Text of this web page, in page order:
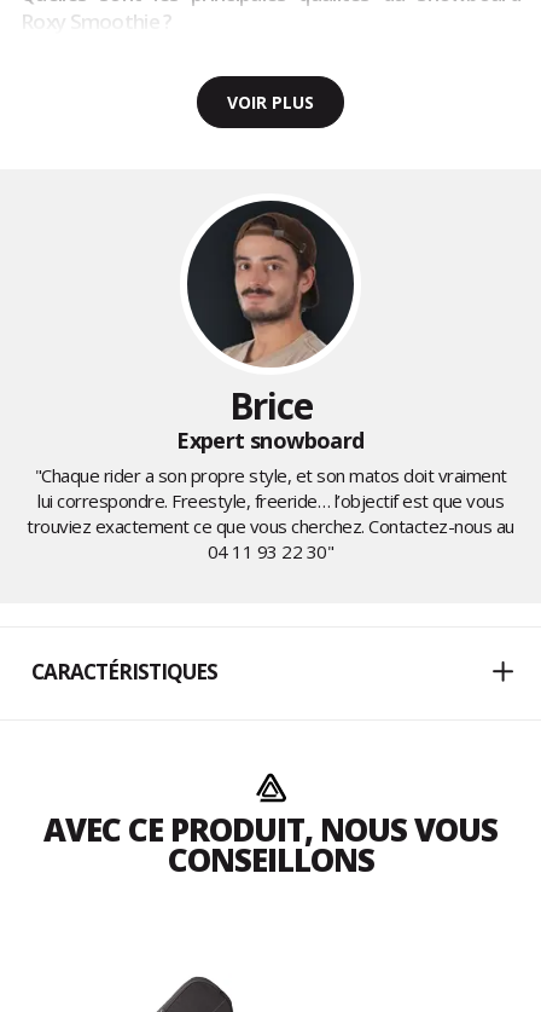
Roxy Smoothie ?
VOIR PLUS
Brice
Expert snowboard
"Chaque rider a son propre style, et son matos doit vraiment
lui correspondre. Freestyle, freeride… l’objectif est que vous
trouviez exactement ce que vous cherchez. Contactez-nous au
04 11 93 22 30"
CARACTÉRISTIQUES
AVEC CE PRODUIT, NOUS VOUS
CONSEILLONS